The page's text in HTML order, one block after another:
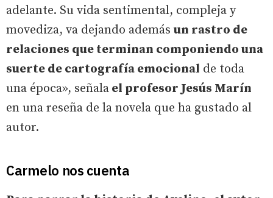
adelante. Su vida sentimental, compleja y
movediza, va dejando además un rastro de
relaciones que terminan componiendo una
suerte de cartografía emocional de toda
una época», señala el profesor Jesús Marín
en una reseña de la novela que ha gustado al
autor.
Carmelo nos cuenta